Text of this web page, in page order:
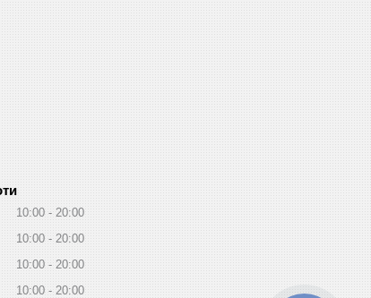
10:00
20:00
10:00
20:00
10:00
20:00
10:00
20:00